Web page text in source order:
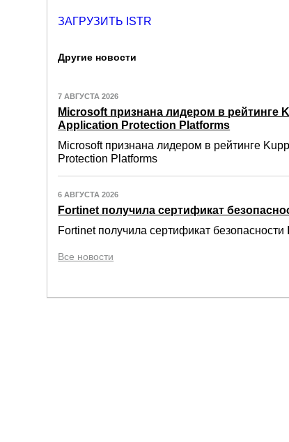
ЗАГРУЗИТЬ ISTR
Другие новости
7 АВГУСТА 2026
Microsoft признана лидером в рейтинге
Application Protection Platforms
Microsoft признана лидером в рейтинге
Protection Platforms
6 АВГУСТА 2026
Fortinet получила сертификат
Fortinet получила сертификат
Все новости